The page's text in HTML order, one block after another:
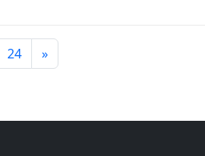
24 »Weiter